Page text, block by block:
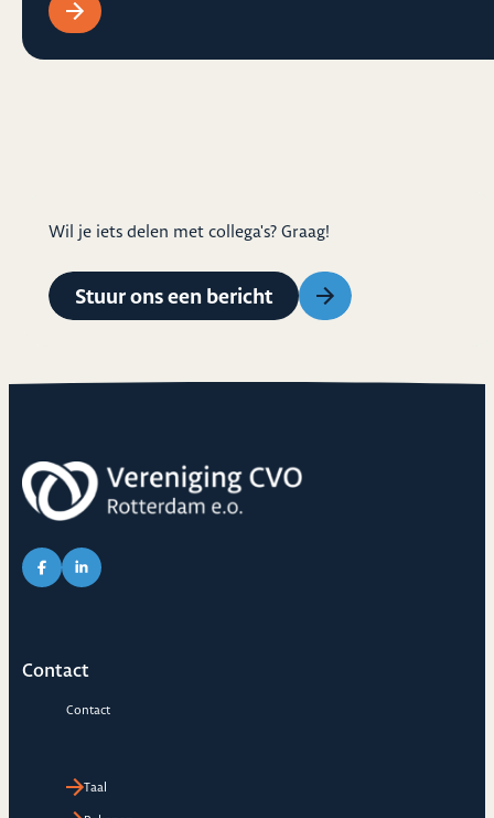
Wil je iets delen met collega's? Graag!
Stuur ons een bericht
Link naar Facebook pagina van CVO
Link naar LinkedIn pagina van CVO
Contact
Contact
Taal